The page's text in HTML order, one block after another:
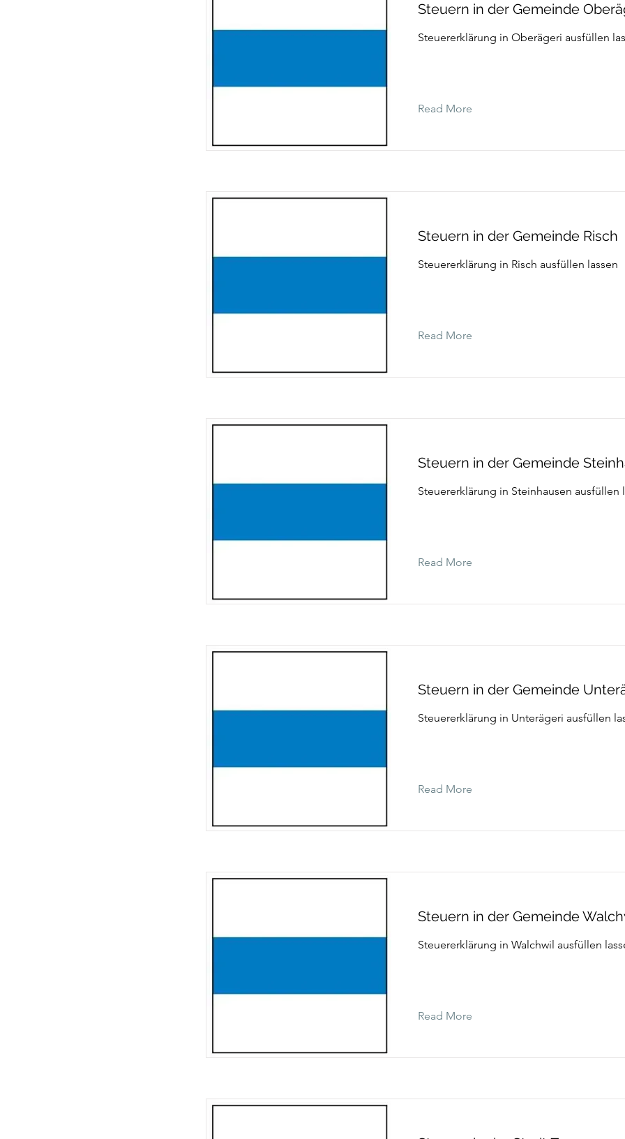
Steuern in der Gemeinde
Steuererklärung in Oberägeri ausfüllen
Read More
Steuern in der Gemeinde Risch
Steuererklärung in Risch ausfüllen lassen
Read More
Steuern in der Gemeinde
Steuererklärung in Steinhausen ausfüllen
Read More
Steuern in der Gemeinde
Steuererklärung in Unterägeri ausfüllen
Read More
Steuern in der Gemeinde
Steuererklärung in Walchwil ausfüllen
Read More